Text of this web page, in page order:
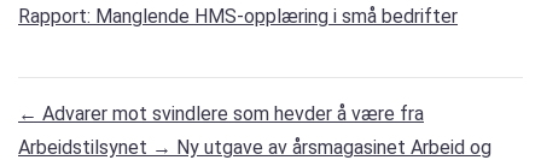
Rapport: Manglende HMS-opplæring i små bedrifter
← Advarer mot svindlere som hevder å være fra
Arbeidstilsynet → Ny utgave av årsmagasinet Arbeid og